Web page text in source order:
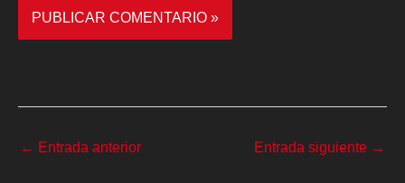
← Entrada anterior Entrada siguiente →